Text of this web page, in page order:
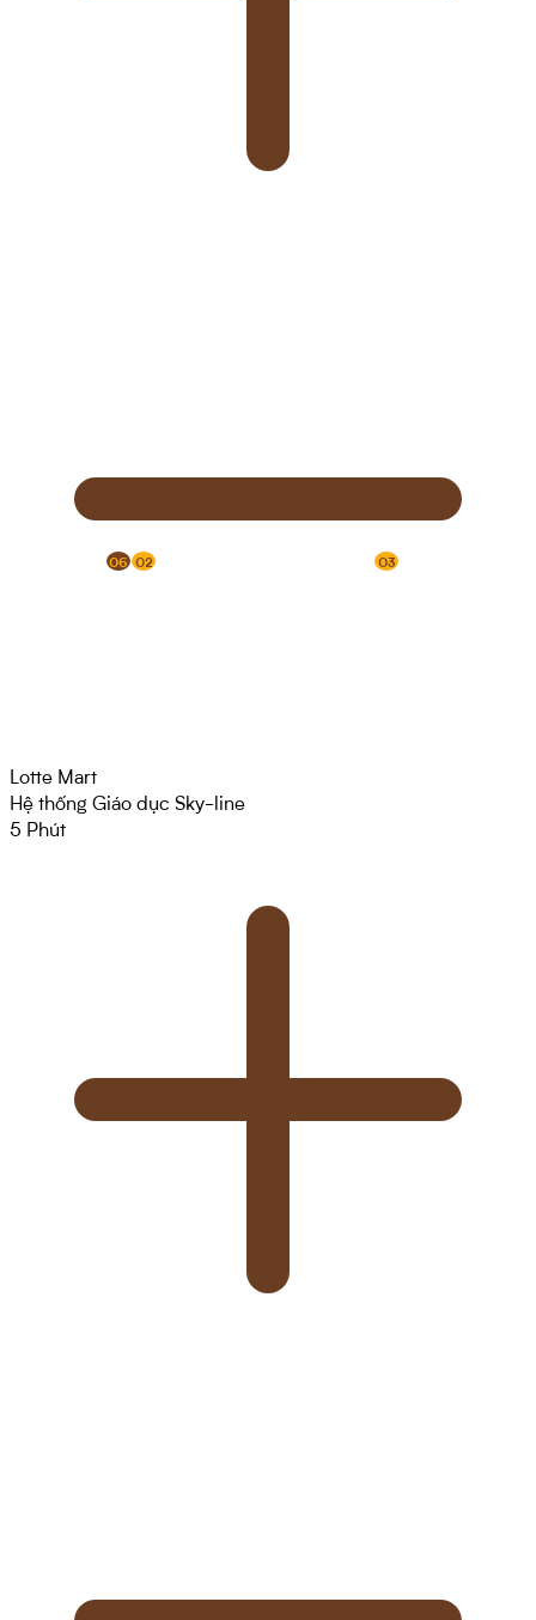
Lotte Mart
Hệ thống Giáo dục Sky-line
5 Phút
02 03
06